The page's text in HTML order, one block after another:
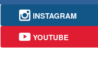
INSTAGRAM
YOUTUBE